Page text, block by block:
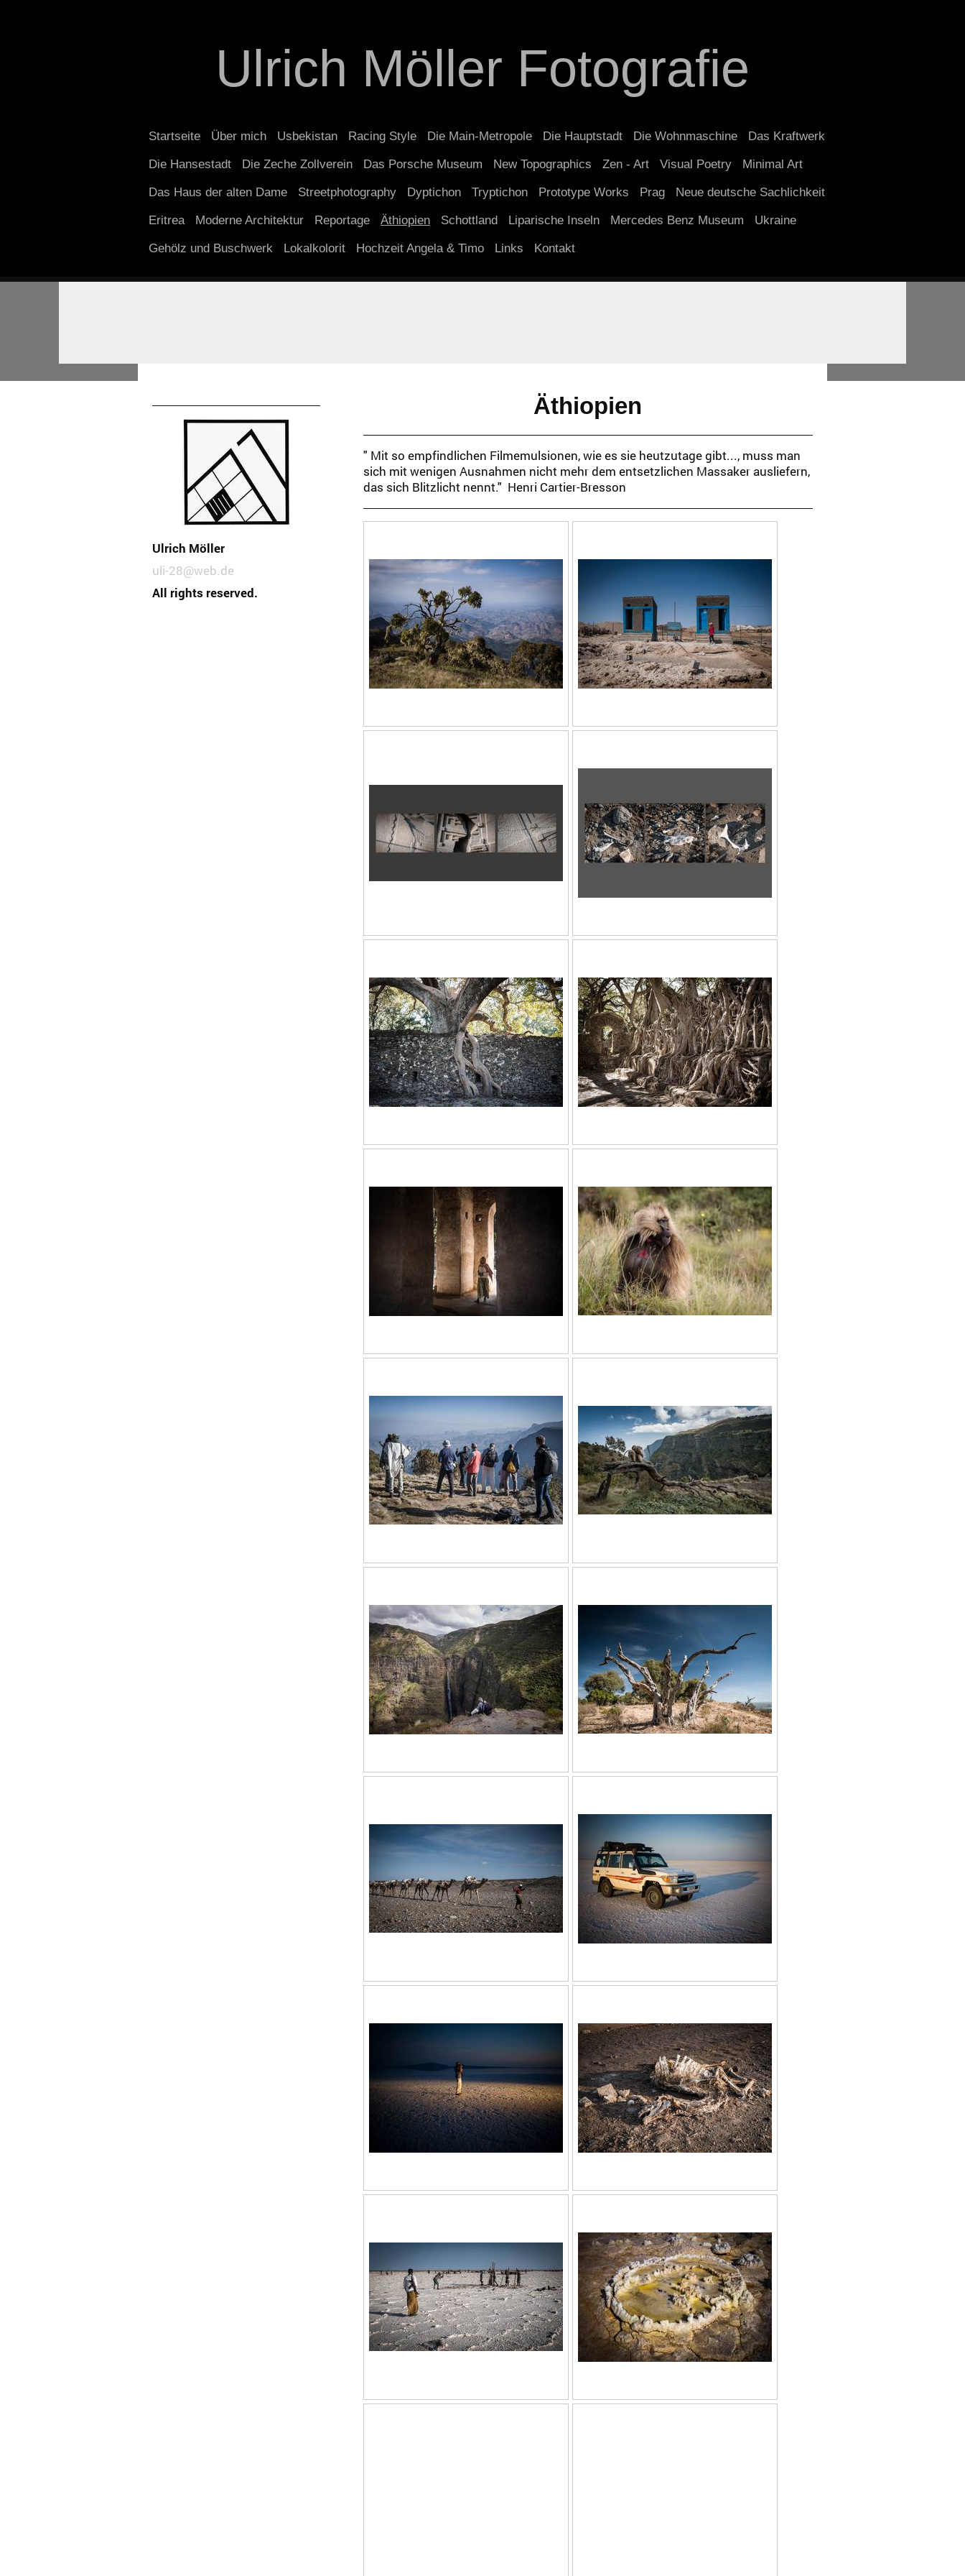
Ulrich Möller Fotografie
Startseite Über mich Usbekistan Racing Style Die Main-Metropole Die Hauptstadt Die Wohnmaschine Das Kraftwerk
Die Hansestadt Die Zeche Zollverein Das Porsche Museum New Topographics Zen - Art Visual Poetry Minimal Art
Das Haus der alten Dame Streetphotography Dyptichon Tryptichon Prototype Works Prag Neue deutsche Sachlichkeit
Eritrea Moderne Architektur Reportage Äthiopien Schottland Liparische Inseln Mercedes Benz Museum Ukraine
Gehölz und Buschwerk Lokalkolorit Hochzeit Angela & Timo Links Kontakt
Äthiopien
" Mit so empfindlichen Filmemulsionen, wie es sie heutzutage gibt..., muss man
sich mit wenigen Ausnahmen nicht mehr dem entsetzlichen Massaker ausliefern,
das sich Blitzlicht nennt." Henri Cartier-Bresson
Ulrich Möller
uli-28@web.de
All rights reserved.